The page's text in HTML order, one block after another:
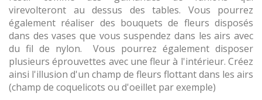
virevolteront au dessus des tables. Vous pourrez
également réaliser des bouquets de fleurs disposés
dans des vases que vous suspendez dans les airs avec
du fil de nylon. Vous pourrez également disposer
plusieurs éprouvettes avec une fleur à l'intérieur. Créez
ainsi l'illusion d'un champ de fleurs flottant dans les airs
(champ de coquelicots ou d'oeillet par exemple)